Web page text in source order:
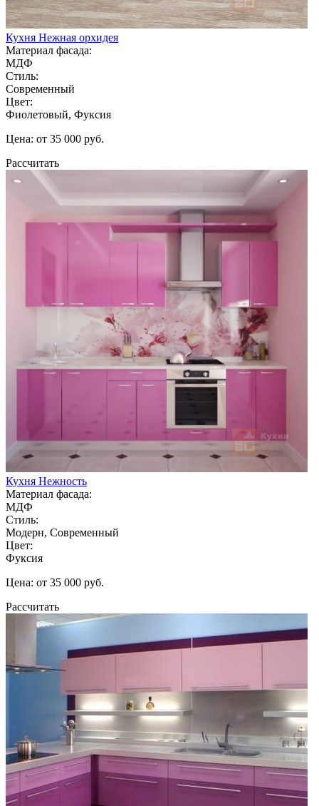
Кухня Нежная орхидея
Материал фасада:
МДФ
Стиль:
Современный
Цвет:
Фиолетовый, Фуксия
Цена: от 35 000 руб.
Рассчитать
Кухня Нежность
Материал фасада:
МДФ
Стиль:
Модерн, Современный
Цвет:
Фуксия
Цена: от 35 000 руб.
Рассчитать